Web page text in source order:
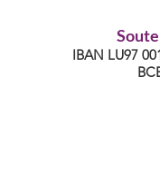
IBAN LU97